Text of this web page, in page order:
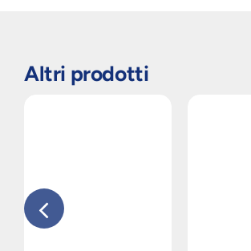
Altri prodotti